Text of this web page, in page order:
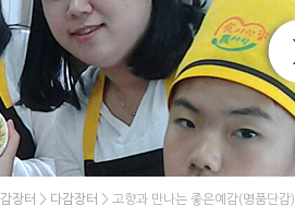
장터 > 다감장터 > 고향과 만나는 좋은예감(명품단감)